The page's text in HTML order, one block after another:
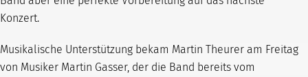
Konzert.
Musikalische Unterstützung bekam Martin Theurer am Freitag
von Musiker Martin Gasser, der die Band bereits vom